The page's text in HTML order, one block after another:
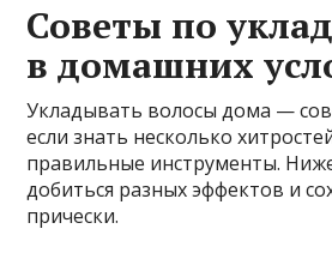
Советы по
в домашних
Укладывать волосы дома —
если знать несколько
правильные инструменты.
добиться разных эффектов и
прически.